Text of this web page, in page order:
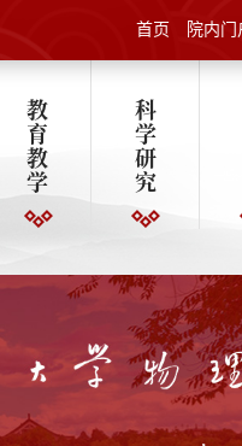
首页 院内门
教
育
教
学
科
学
研
究